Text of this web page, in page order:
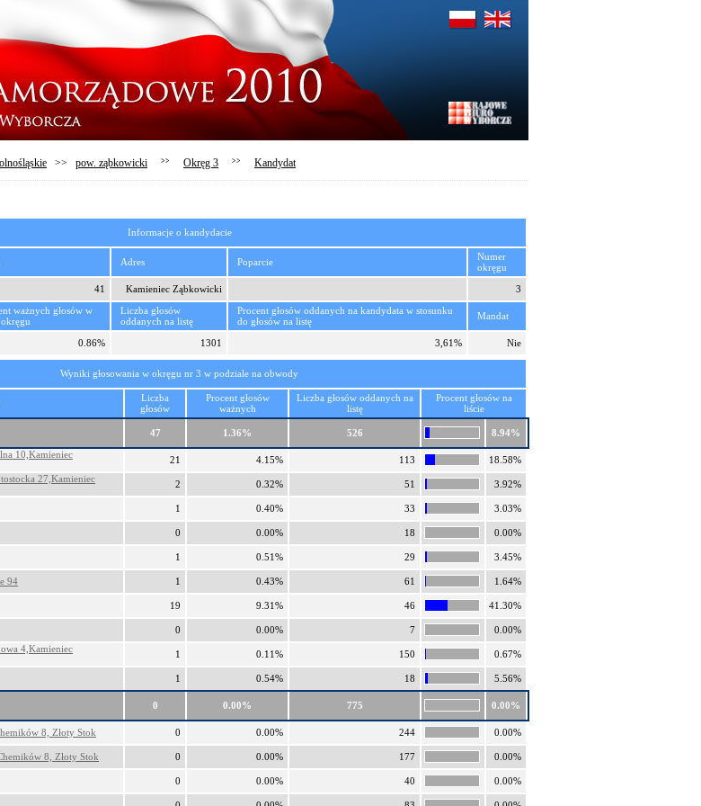
>> pow. ząbkowicki >> Okręg 3 >> Kandydat
Informacje o kandydacie
Adres Poparcie
Numer
okręgu
41 Kamieniec Ząbkowicki
3
ważnych głosów w
Liczba głosów
oddanych na listę
Procent głosów oddanych na kandydata w stosunku
do głosów na listę
Mandat
0.86% 1301 3,61% Nie
Wyniki głosowania w okręgu nr 3 w podziale na obwody
Liczba
głosów
Procent głosów
ważnych
Liczba głosów oddanych na
listę
Procent głosów na
liście
47 1.36% 526 8.94%
10,Kamieniec
21 4.15% 113 18.58%
27,Kamieniec
2 0.32% 51 3.92%
1 0.40% 33 3.03%
0 0.00% 18 0.00%
1 0.51% 29 3.45%
94 1 0.43% 61 1.64%
19 9.31% 46 41.30%
0 0.00% 7 0.00%
4,Kamieniec
1 0.11% 150 0.67%
1 0.54% 18 5.56%
0 0.00% 775 0.00%
8, Złoty Stok 0 0.00% 244 0.00%
8, Złoty Stok 0 0.00% 177 0.00%
0 0.00% 40 0.00%